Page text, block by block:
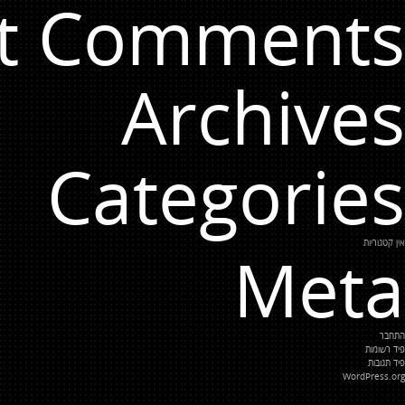
Comments
Archives
Categories
אין קטגוריות
Meta
התחבר
פיד רשומות
פיד תגובות
WordPress.org